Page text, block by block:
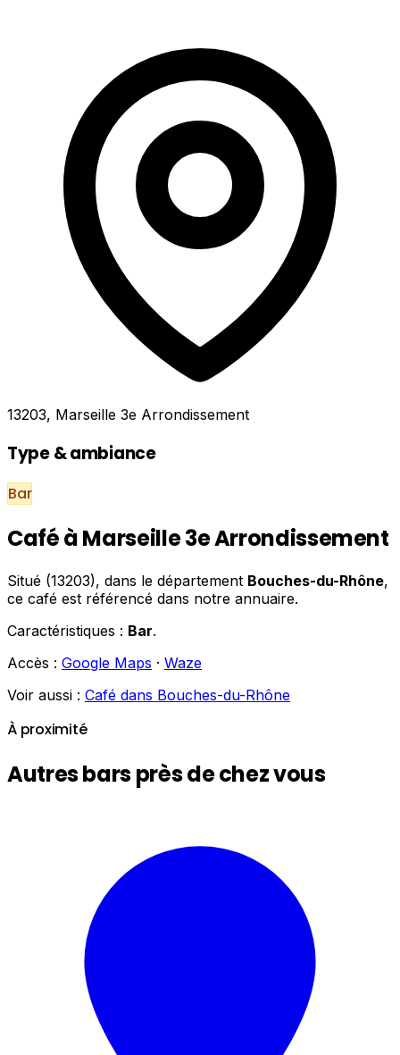
13203, Marseille 3e Arrondissement
Type & ambiance
Bar
Café à Marseille 3e Arrondissement
Situé (13203), dans le département Bouches-du-Rhône,
ce café est référencé dans notre annuaire.
Caractéristiques : Bar.
Accès : Google Maps · Waze
Voir aussi : Café dans Bouches-du-Rhône
À proximité
Autres bars près de chez vous